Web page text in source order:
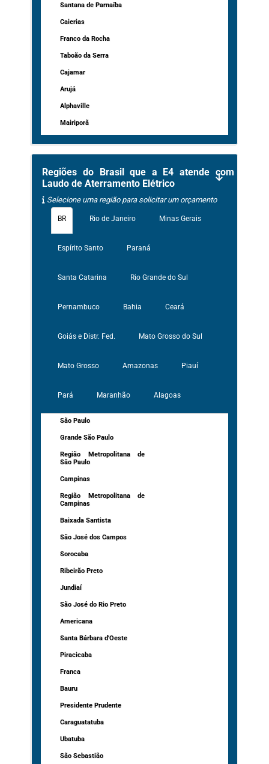
Santana de Parnaíba
Caierias
Franco da Rocha
Taboão da Serra
Cajamar
Arujá
Alphaville
Mairiporã
Regiões do Brasil que a E4 atende com
Laudo de Aterramento Elétrico
Selecione uma região para solicitar um orçamento
BR Rio de Janeiro Minas Gerais
Espírito Santo Paraná
Santa Catarina Rio Grande do Sul
Pernambuco Bahia Ceará
Goiás e Distr. Fed. Mato Grosso do Sul
Mato Grosso Amazonas Piauí
Pará Maranhão Alagoas
São Paulo
Grande São Paulo
Região Metropolitana de
São Paulo
Campinas
Região Metropolitana de
Campinas
Baixada Santista
São José dos Campos
Sorocaba
Ribeirão Preto
Jundiaí
São José do Rio Preto
Americana
Santa Bárbara d'Oeste
Piracicaba
Franca
Bauru
Presidente Prudente
Caraguatatuba
Ubatuba
São Sebastião